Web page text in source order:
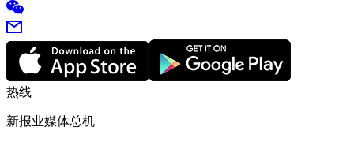
热线
新报业媒体总机